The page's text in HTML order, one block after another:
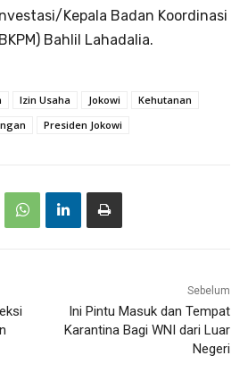
Kepala Badan Koordinasi
Bahlil Lahadalia.
Izin Usaha Jokowi
Kehutanan
Presiden Jokowi
Sebelum
Ini Pintu Masuk dan Tempat
Karantina Bagi WNI dari Luar
Negeri